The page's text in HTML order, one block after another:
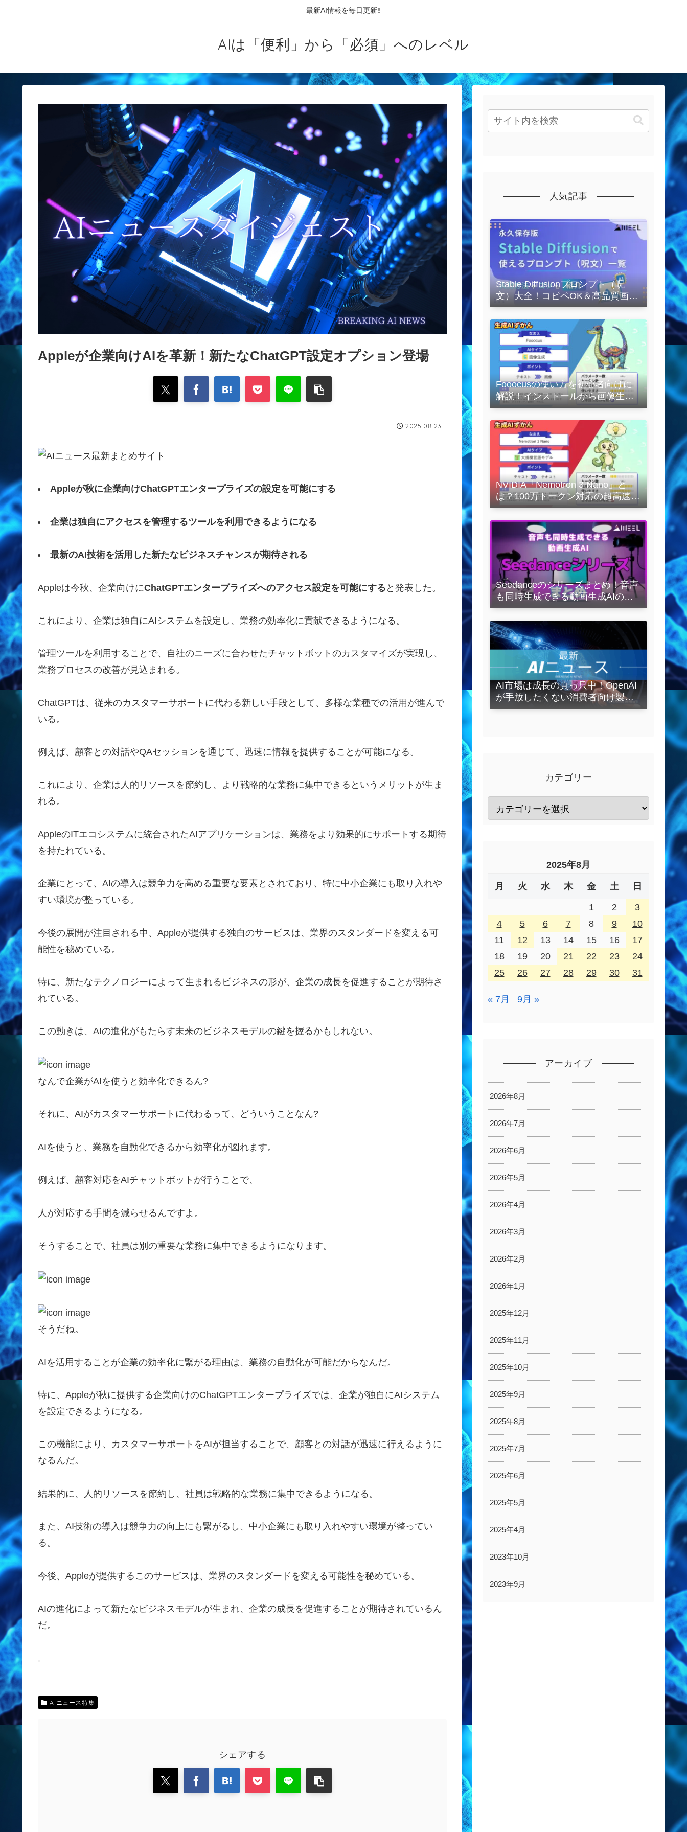
最新AI情報を毎日更新‼
AIは「便利」から「必須」へのレベル
Appleが企業向けAIを革新！新たなChatGPT設定オプション登場
2025.08.23
Appleが秋に企業向けChatGPTエンタープライズの設定を可能にする
企業は独自にアクセスを管理するツールを利用できるようになる
最新のAI技術を活用した新たなビジネスチャンスが期待される
Appleは今秋、企業向けにChatGPTエンタープライズへのアクセス設定を可能にする と発表した。
これにより、企業は独自にAIシステムを設定し、業務の効率化に貢献できるようになる。
管理ツールを利用することで、自社のニーズに合わせたチャットボットのカスタマイズが実現し、
業務プロセスの改善が見込まれる。
ChatGPTは、従来のカスタマーサポートに代わる新しい手段として、多様な業種での活用が進んで
いる。
例えば、顧客との対話やQAセッションを通じて、迅速に情報を提供することが可能になる。
これにより、企業は人的リソースを節約し、より戦略的な業務に集中できるというメリットが生ま
れる。
AppleのITエコシステムに統合されたAIアプリケーションは、業務をより効果的にサポートする期待
を持たれている。
企業にとって、AIの導入は競争力を高める重要な要素とされており、特に中小企業にも取り入れや
すい環境が整っている。
今後の展開が注目される中、Appleが提供する独自のサービスは、業界のスタンダードを変える可
能性を秘めている。
特に、新たなテクノロジーによって生まれるビジネスの形が、企業の成長を促進することが期待さ
れている。
この動きは、AIの進化がもたらす未来のビジネスモデルの鍵を握るかもしれない。
なんで企業がAIを使うと効率化できるん?
それに、AIがカスタマーサポートに代わるって、どういうことなん?
AIを使うと、業務を自動化できるから効率化が図れます。
例えば、顧客対応をAIチャットボットが行うことで、
人が対応する手間を減らせるんですよ。
そうすることで、社員は別の重要な業務に集中できるようになります。
そうだね。
AIを活用することが企業の効率化に繋がる理由は、業務の自動化が可能だからなんだ。
特に、Appleが秋に提供する企業向けのChatGPTエンタープライズでは、企業が独自にAIシステム
を設定できるようになる。
この機能により、カスタマーサポートをAIが担当することで、顧客との対話が迅速に行えるように
なるんだ。
結果的に、人的リソースを節約し、社員は戦略的な業務に集中できるようになる。
また、AI技術の導入は競争力の向上にも繋がるし、中小企業にも取り入れやすい環境が整ってい
る。
今後、Appleが提供するこのサービスは、業界のスタンダードを変える可能性を秘めている。
AIの進化によって新たなビジネスモデルが生まれ、企業の成長を促進することが期待されているん
だ。
AIニュース特集
シェアする
人気記事
Stable Diffusionプロンプト（呪
文）大全！コピペOK＆高品質画像
を作るコツの完全保存版
Fooocusの使い方を初心者向けに
解説！インストールから画像生成
の実践まで紹介
NVIDIA「Nemotron 3 Nano」と
は？100万トークン対応の超高速
LLMを徹底解説
Seedanceのシリーズまとめ！音声
も同時生成できる動画生成AIの全
容を解説
AI市場は成長の真っ只中！OpenAI
が手放したくない消費者向け製品
とは？
カテゴリー
2025年8月
月 火 水 木 金 土 日
1 2
3
4
5 6 7 8 9
10
11
12 13 14 15 16
17
18
19 20 21 22 23
24
25
26 27 28 29 30 31
« 7月 9月 »
アーカイブ
2026年8月
2026年7月
2026年6月
2026年5月
2026年4月
2026年3月
2026年2月
2026年1月
2025年12月
2025年11月
2025年10月
2025年9月
2025年8月
2025年7月
2025年6月
2025年5月
2025年4月
2023年10月
2023年9月